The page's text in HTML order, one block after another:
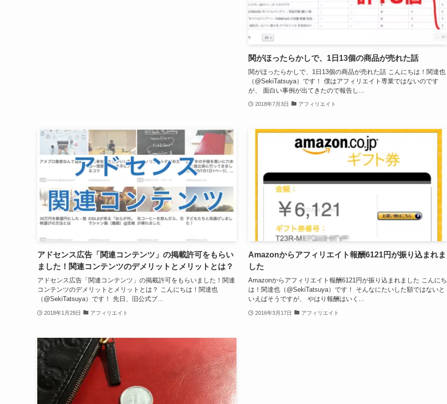
関がほったらかしで、1日13個の商品が売れた話
関がほったらかしで、1日13個の商品が売れた話 こんにちは！関達也
（@SekiTatsuya）です！ 僕はアフィリエイト専業ではないのです
が、 面白い事例が出てきたので報告し...
2018年7月3日 アフィリエイト
アドセンス広告「関連コンテンツ」の掲載許可をもらい
ました！関連コンテンツのデメリットとメリットとは？
アドセンス広告「関連コンテンツ」の掲載許可をもらいました！関連
コンテンツのデメリットとメリットとは？ こんにちは！関達也
（@SekiTatsuya）です！ 先日、旧公式ブ...
2018年1月29日 アフィリエイト
Amazonからアフィリエイト報酬6121円が振り込まれま
した
Amazonからアフィリエイト報酬6121円が振り込まれました こんにち
は！関達也（@SekiTatsuya）です！ そんなにたいした額ではないと
いえばそうですが、 やはり報酬はいく...
2016年3月17日 アフィリエイト